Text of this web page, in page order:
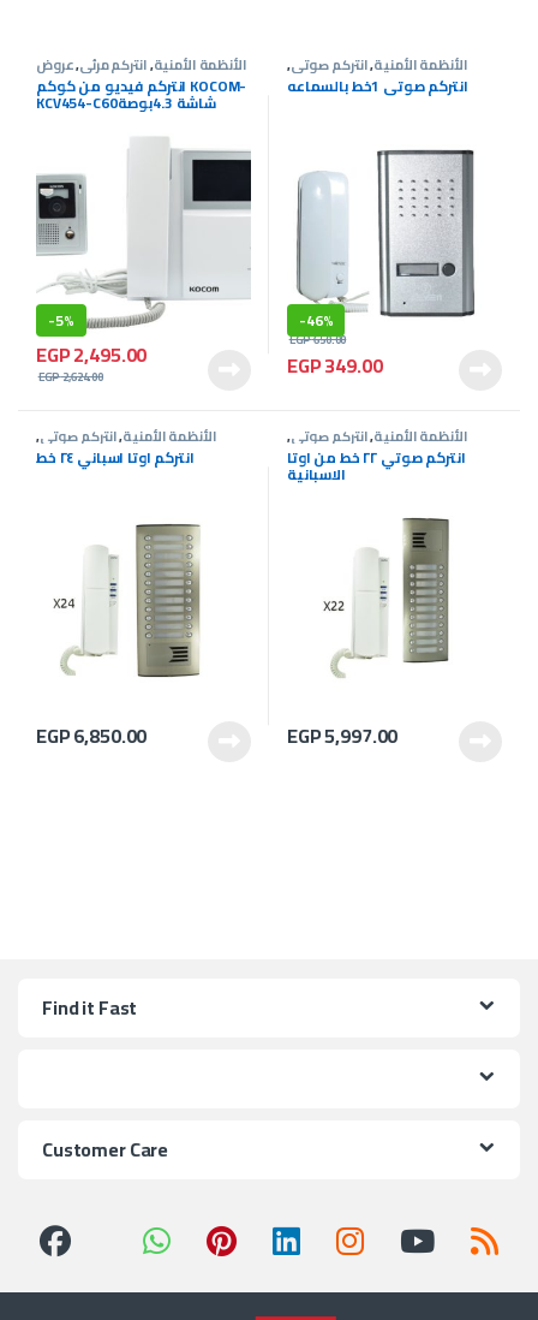
الأنظمة الأمنية,انتركم مرئى,عروض
انتركم
انتركم فيديو من كوكم KOCOM-
KCV454-C60شاشة 4.3بوصة
-5%
EGP2,495.00
EGP2,624.00
الأنظمة الأمنية,انتركم صوتى,
عروض انتركم انتركم صوتى 1خط بالسماعه
-46%
EGP349.00
EGP650.00
الأنظمة الأمنية,انتركم صوتى,
عروض انتركمانتركم اوتا اسباني ٢٤ خط
EGP6,850.00
الأنظمة الأمنية,انتركم صوتى,
عروض انتركم
انتركم صوتي ٢٢ خط من اوتا
الاسبانية
EGP5,997.00
Find it Fast
Customer Care